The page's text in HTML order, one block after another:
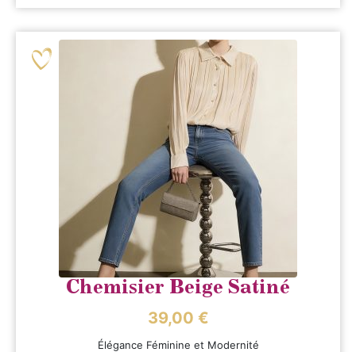
Chemisier Beige Satiné
39,00 €
Élégance Féminine et Modernité